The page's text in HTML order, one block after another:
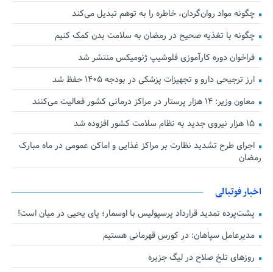
چگونه مواد روان‌گردان، خاطره را به توهم تبدیل می‌کند
چگونه با تغذیه صحیح در رمضان به سلامت بدن کمک کنیم
فراخوان دوره کارآموزی فلوشیپ ژنومیکس منتشر شد
ارز ترجیحی دارو و تجهیزات پزشکی در بودجه ۱۴۰۵ حفظ شد
معاون وزیر: ۱۴ هزار پرستار در مراکز درمانی کشور فعالیت می‌کنند
۱۵ هزار نیروی جدید به نظام سلامت کشور افزوده شد
اجرای طرح تشدید نظارت بر مراکز غذایی و اماکن عمومی در ماه مبارک
رمضان
اخبار فوتبالی
پشت‌پرده تمدید قرارداد پرسپولیس با اوسمار؛ پای یحیی در میان است!
مدیرعامل سپاهان: در کورس قهرمانی هستیم
روزهای تلخ صلاح در لیگ جزیره